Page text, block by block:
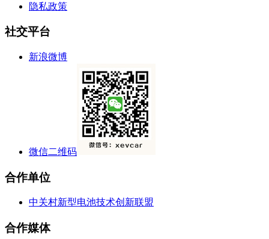
隐私政策
社交平台
新浪微博
微信二维码
合作单位
中关村新型电池技术创新联盟
合作媒体